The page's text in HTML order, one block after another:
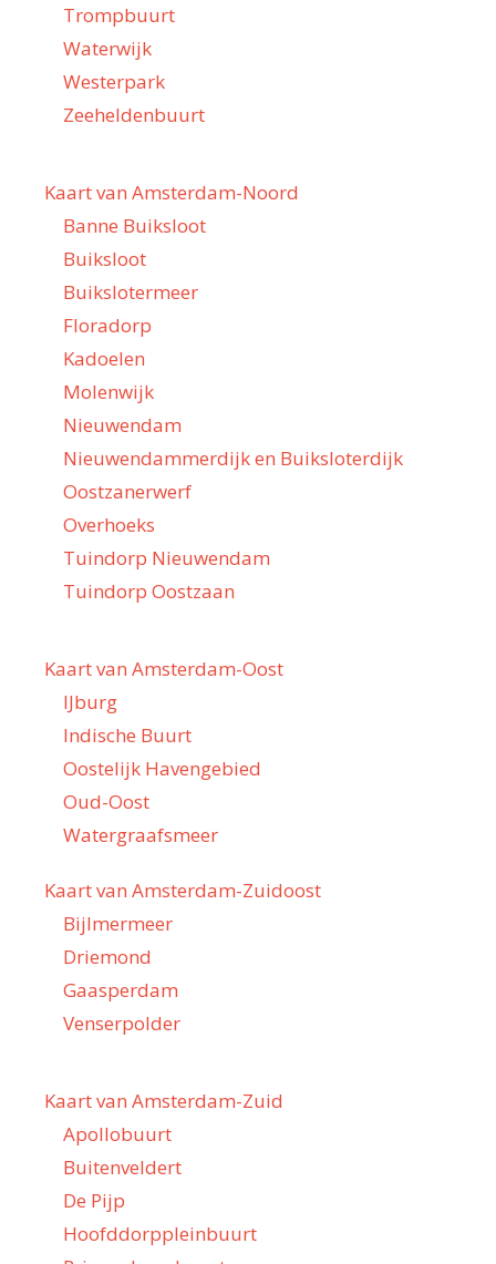
Trompbuurt
Waterwijk
Westerpark
Zeeheldenbuurt
Kaart van Amsterdam-Noord
Banne Buiksloot
Buiksloot
Buikslotermeer
Floradorp
Kadoelen
Molenwijk
Nieuwendam
Nieuwendammerdijk en Buiksloterdijk
Oostzanerwerf
Overhoeks
Tuindorp Nieuwendam
Tuindorp Oostzaan
Kaart van Amsterdam-Oost
IJburg
Indische Buurt
Oostelijk Havengebied
Oud-Oost
Watergraafsmeer
Kaart van Amsterdam-Zuidoost
Bijlmermeer
Driemond
Gaasperdam
Venserpolder
Kaart van Amsterdam-Zuid
Apollobuurt
Buitenveldert
De Pijp
Hoofddorppleinbuurt